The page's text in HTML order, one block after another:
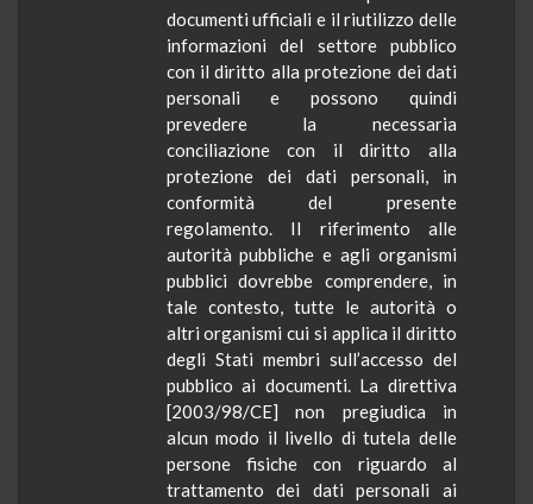
documenti ufficiali e il riutilizzo delle
informazioni del settore pubblico
con il diritto alla protezione dei dati
personali e possono quindi
prevedere la necessaria
conciliazione con il diritto alla
protezione dei dati personali, in
conformità del presente
regolamento. Il riferimento alle
autorità pubbliche e agli organismi
pubblici dovrebbe comprendere, in
tale contesto, tutte le autorità o
altri organismi cui si applica il diritto
degli Stati membri sull’accesso del
pubblico ai documenti. La direttiva
[2003/98/CE] non pregiudica in
alcun modo il livello di tutela delle
persone fisiche con riguardo al
trattamento dei dati personali ai